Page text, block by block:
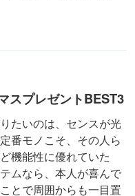
スプレゼントBEST3
たいのは、センスが光
番モノこそ、その人ら
機能性に優れていた
ムなら、本人が喜んで
とで周囲からも一目置